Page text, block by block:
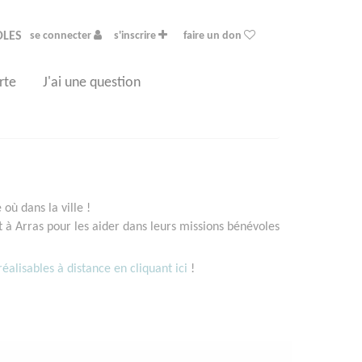
se connecter s'inscrire faire un don
J'ai une question
où dans la ville !
Arras pour les aider dans leurs missions bénévoles
à distance en cliquant ici !